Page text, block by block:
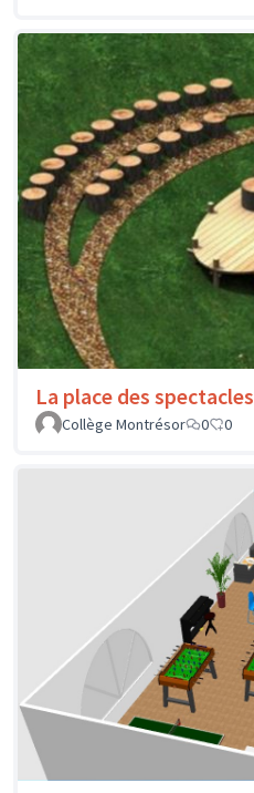
La place des spectacles
Collège Montrésor
0 0